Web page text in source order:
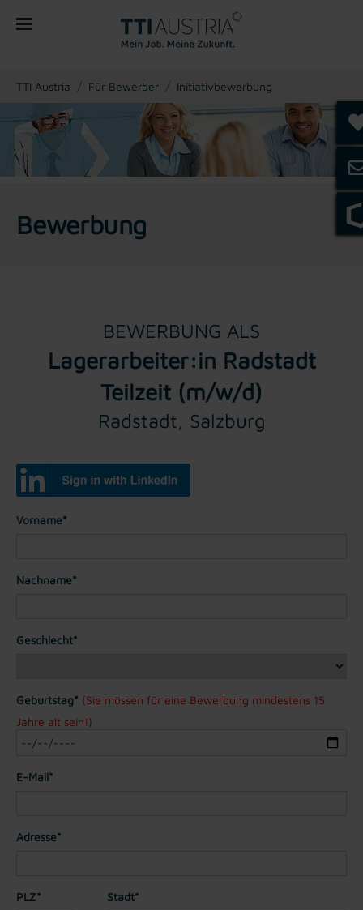
You are here:
TTI Austria Für Bewerber Initiativbewerbung
Bewerbung
BEWERBUNG ALS
Lagerarbeiter:in Radstadt
Teilzeit (m/w/d)
Radstadt, Salzburg
Vorname*
Nachname*
Geschlecht*
Geburtstag* (Sie müssen für eine Bewerbung mindestens 15
Jahre alt sein!)
E-Mail*
Adresse*
PLZ* Stadt*